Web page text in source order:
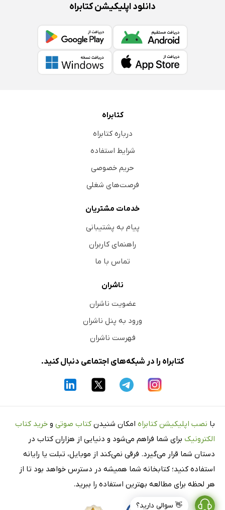
👋 سوالی دارید؟
دانلود اپلیکیشن کتابراه
کتابراه
درباره کتابراه
شرایط استفاده
حریم خصوصی
فرصت‌های شغلی
خدمات مشتریان
پیام به پشتیبانی
راهنمای کاربران
تماس با ما
ناشران
عضویت ناشران
ورود به پنل ناشران
فهرست ناشران
کتابراه را در شبکه‌های اجتماعی دنبال کنید.
با نصب اپلیکیشن کتابراه امکان شنیدن کتاب صوتی و خرید کتاب
الکترونیک برای شما فراهم می‌شود و دنیایی از هزاران کتاب در
دستان شما قرار می‌گیرد. فرقی نمی‌کند از موبایل، تبلت یا رایانه
استفاده کنید؛ کتابخانه شما همیشه در دسترس خواهد بود تا از
هر لحظه برای مطالعه بهترین استفاده را ببرید.